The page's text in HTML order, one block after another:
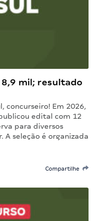
8,9 mil; resultado
concurseiro! Em 2026,
edital com 12
para diversos
A seleção é organizada
Compartilhe